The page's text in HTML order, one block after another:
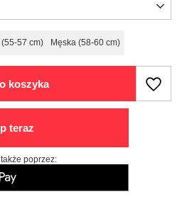
(55-57 cm) Męska (58-60 cm)
koszyka
poprzez: